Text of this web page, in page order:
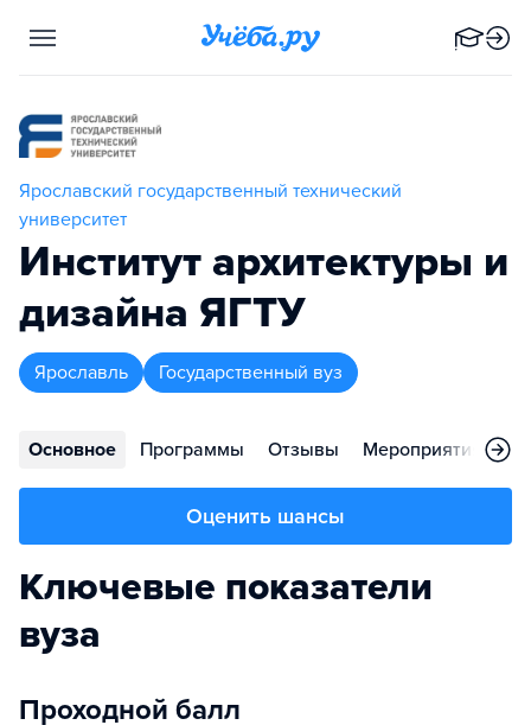
Ярославский государственный технический
университет
Институт архитектуры и
дизайна ЯГТУ
Ярославль Государственный вуз
Основное Программы Отзывы Мероприятия
Оценить шансы
Ключевые показатели
вуза
Проходной балл